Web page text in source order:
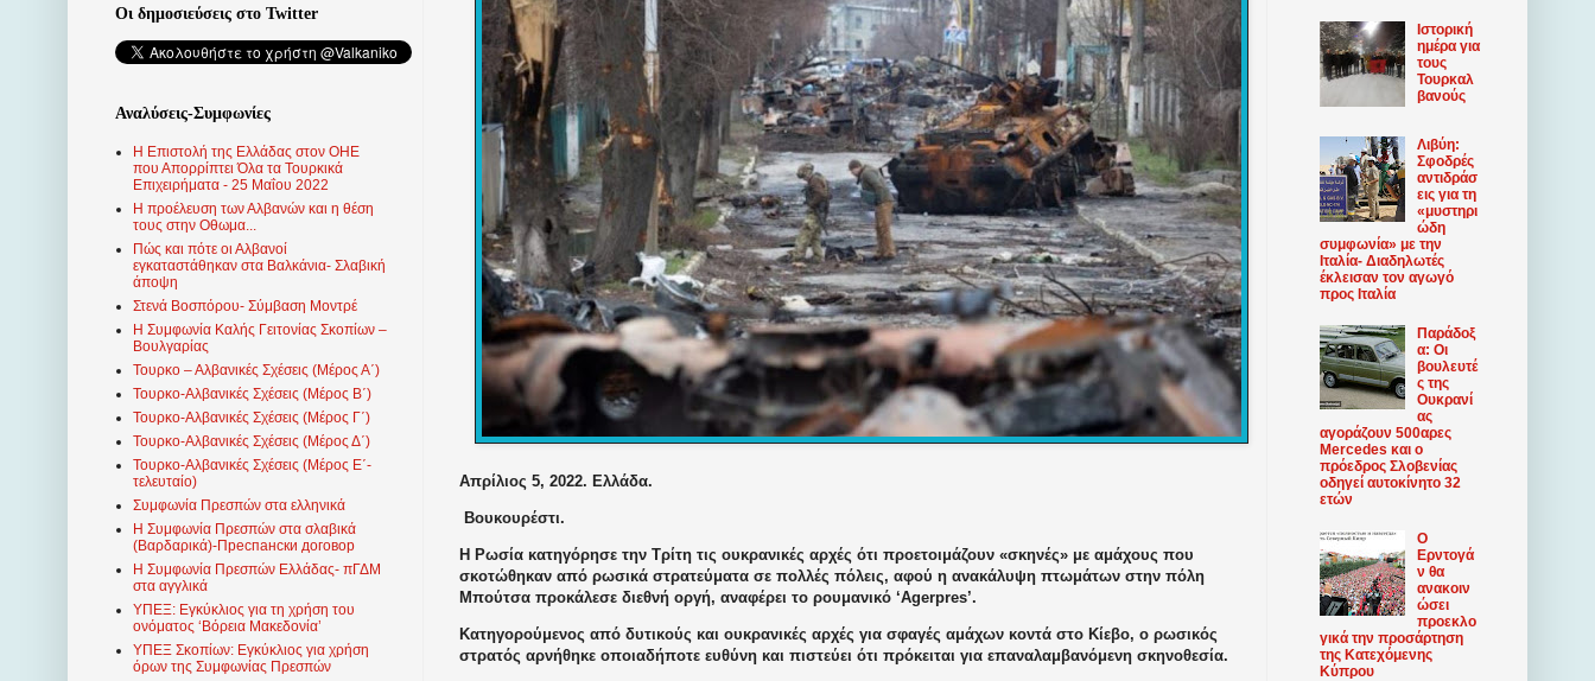
Απρίλιος 5, 2022. Ελλάδα.
Βουκουρέστι.
Η Ρωσία κατηγόρησε την Τρίτη τις ουκρανικές αρχές ότι προετοιμάζουν «σκηνές» με αμάχους που
σκοτώθηκαν από ρωσικά στρατεύματα σε πολλές πόλεις, αφού η ανακάλυψη πτωμάτων στην πόλη
Μπούτσα προκάλεσε διεθνή οργή, αναφέρει το ρουμανικό ‘Agerpres’.
Κατηγορούμενος από δυτικούς και ουκρανικές αρχές για σφαγές αμάχων κοντά στο Κίεβο, ο ρωσικός
στρατός αρνήθηκε οποιαδήποτε ευθύνη και πιστεύει ότι πρόκειται για επαναλαμβανόμενη σκηνοθεσία.
Οι δημοσιεύσεις στο Twitter
Αναλύσεις-Συμφωνίες
Η Επιστολή της Ελλάδας στον ΟΗΕ
που Απορρίπτει Όλα τα Τουρκικά
Επιχειρήματα - 25 Μαΐου 2022
Η προέλευση των Αλβανών και η θέση
τους στην Οθωμα...
Πώς και πότε οι Αλβανοί
εγκαταστάθηκαν στα Βαλκάνια- Σλαβική
άποψη
Στενά Βοσπόρου- Σύμβαση Μοντρέ
Η Συμφωνία Καλής Γειτονίας Σκοπίων –
Βουλγαρίας
Τουρκο – Αλβανικές Σχέσεις (Mέρος Α΄)
Τουρκο-Αλβανικές Σχέσεις (Μέρος Β΄)
Τουρκο-Αλβανικές Σχέσεις (Μέρος Γ΄)
Τουρκο-Αλβανικές Σχέσεις (Μέρος Δ΄)
Τουρκο-Αλβανικές Σχέσεις (Μέρος Ε΄-
τελευταίο)
Συμφωνία Πρεσπών στα ελληνικά
Η Συμφωνία Πρεσπών στα σλαβικά
(Βαρδαρικά)-Преспански договор
Η Συμφωνία Πρεσπών Ελλάδας- πΓΔΜ
στα αγγλικά
ΥΠΕΞ: Εγκύκλιος για τη χρήση του
ονόματος ‘Βόρεια Μακεδονία’
ΥΠΕΞ Σκοπίων: Εγκύκλιος για χρήση
όρων της Συμφωνίας Πρεσπών
Ιστορική
ημέρα για
τους
Τουρκαλ
βανούς
Λιβύη:
Σφοδρές
αντιδράσ
εις για τη
«μυστηρι
ώδη
συμφωνία» με την
Ιταλία- Διαδηλωτές
έκλεισαν τον αγωγό
προς Ιταλία
Παράδοξ
α: Οι
βουλευτέ
ς της
Ουκρανί
ας
αγοράζουν 500αρες
Mercedes και ο
πρόεδρος Σλοβενίας
οδηγεί αυτοκίνητο 32
ετών
Ο
Ερντογά
ν θα
ανακοιν
ώσει
προεκλο
γικά την προσάρτηση
της Κατεχόμενης
Κύπρου